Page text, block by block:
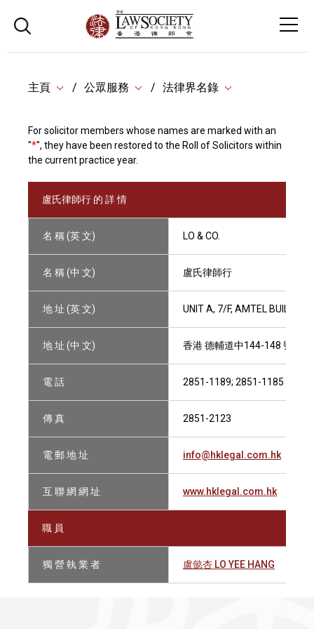
主頁 公眾服務 法律界名錄
For solicitor members whose names are marked with an
"*", they have been restored to the Roll of Solicitors within
the current practice year.
盧氏律師行 的 詳 情
名 稱 (英 文) LO & CO.
名 稱 (中 文) 盧氏律師行
地 址 (英 文) UNIT A, 7/F, AMTEL
地 址 (中 文) 香港 德輔道中144-148 號 安
電 話 2851-1189; 2851-1185
傳 真 2851-2123
電 郵 地 址 info@hklegal.com.hk
互 聯 網 網 址 www.hklegal.com.hk
職 員
獨 營 執 業 者 盧懿杏 LO YEE HANG